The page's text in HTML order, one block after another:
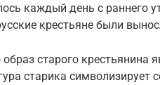
каждый день с раннего
крестьяне были
старого крестьянина
ста­рика